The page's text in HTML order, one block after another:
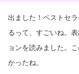
出ました！ベストセ
るって、すごいね。
ョンを読みました。
かったね。